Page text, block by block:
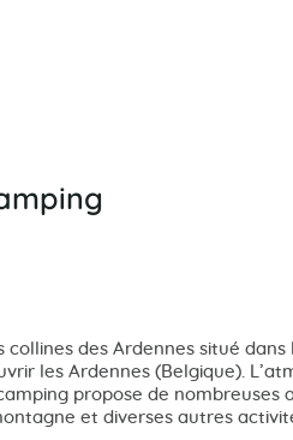
collines des Ardennes situé
les Ardennes (Belgique).
propose de nombreuses
et diverses autres